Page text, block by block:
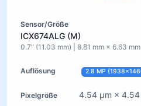
ICX674ALG (M)
0.7" (11.03 mm) | 8.81 mm × 6.63 mm
2.8 MP
4.54 µm × 4.54